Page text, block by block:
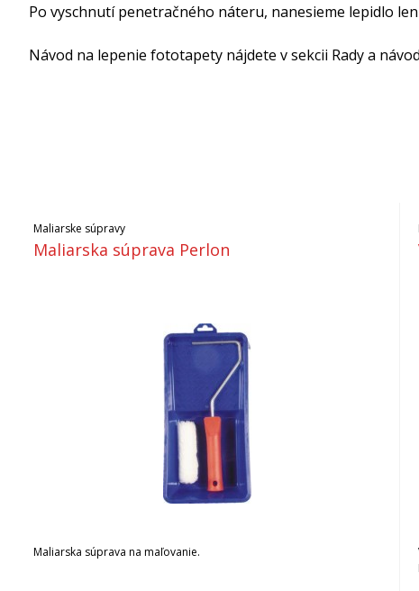
Po vyschnutí penetračného náteru, nanesieme lepidlo
Návod na lepenie fototapety nájdete v sekcii Rady a
Maliarske súpravy
Maliarska súprava Perlon
Maliarska súprava na maľovanie.